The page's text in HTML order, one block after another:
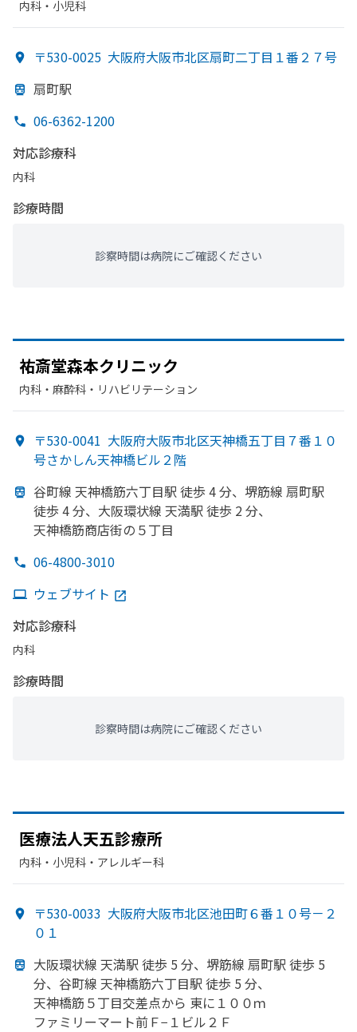
内科・​小児科
〒530-0025 大阪府大阪市北区扇町二丁目１番２７号
扇町駅
06-6362-1200
対応診療科
内科
診療時間
診察時間は病院にご確認ください
祐斎堂森本クリニック
内科・​麻酔科・​リハビリテーション
〒530-0041 大阪府大阪市北区天神橋五丁目７番１０
号さかしん天神橋ビル２階
谷町線 天神橋筋六丁目駅 徒歩 4 分、 堺筋線 扇町駅
徒歩 4 分、 大阪環状線 天満駅 徒歩 2 分、
天神橋筋商店街の ５丁目
06-4800-3010
ウェブサイト
対応診療科
内科
診療時間
診察時間は病院にご確認ください
医療法人天五診療所
内科・​小児科・​アレルギー科
〒530-0033 大阪府大阪市北区池田町６番１０号－２
０１
大阪環状線 天満駅 徒歩 5 分、 堺筋線 扇町駅 徒歩 5
分、 谷町線 天神橋筋六丁目駅 徒歩 5 分、
天神橋筋５丁目交差点から 東に １００ｍ
ファミリーマート前Ｆ−１ビル２Ｆ